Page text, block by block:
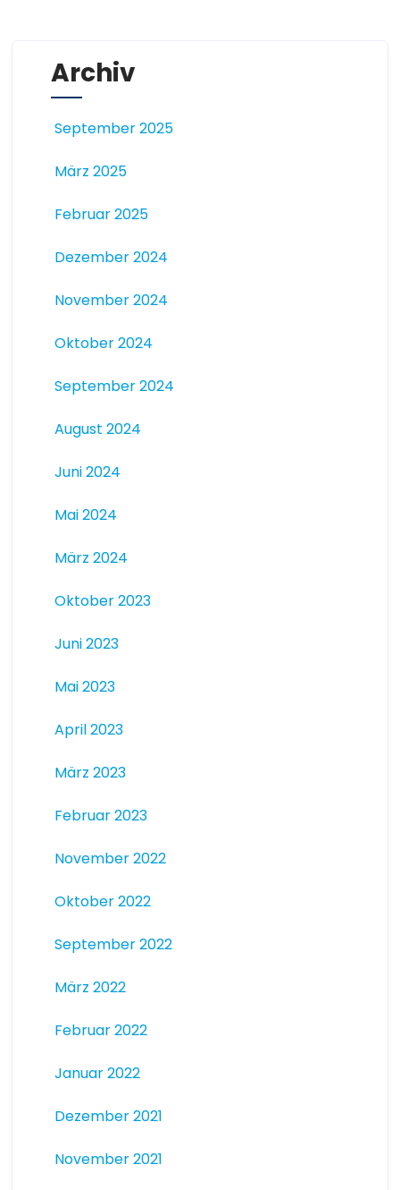
Archiv
September 2025
März 2025
Februar 2025
Dezember 2024
November 2024
Oktober 2024
September 2024
August 2024
Juni 2024
Mai 2024
März 2024
Oktober 2023
Juni 2023
Mai 2023
April 2023
März 2023
Februar 2023
November 2022
Oktober 2022
September 2022
März 2022
Februar 2022
Januar 2022
Dezember 2021
November 2021